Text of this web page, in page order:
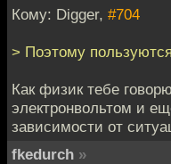
Кому: Digger, #704
> Поэтому
Как физик тебе
электронвольтом и
зависимости от
fkedurch »